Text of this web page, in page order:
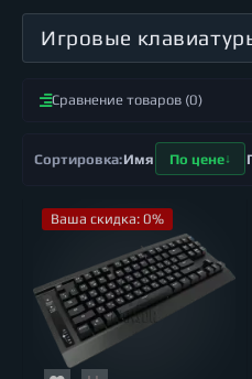
Игровые
Сравнение товаров (0)
Имя По цене
Ваша скидка: 0%